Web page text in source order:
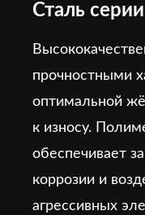
Сталь
прочностными
оптимальной
к износу.
обеспечивает
коррозии и
агрессивных